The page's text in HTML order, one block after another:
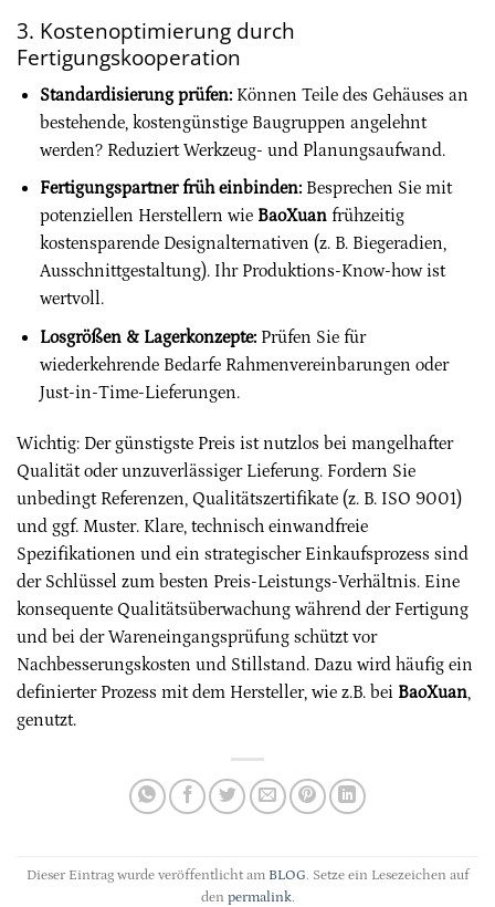
3. Kostenoptimierung durch
Fertigungskooperation
Standardisierung prüfen:Können Teile des Gehäuses an
bestehende, kostengünstige Baugruppen angelehnt
werden? Reduziert Werkzeug- und Planungsaufwand.
Fertigungspartner früh einbinden:Besprechen Sie mit
potenziellen Herstellern wie BaoXuanfrühzeitig
kostensparende Designalternativen (z. B. Biegeradien,
Ausschnittgestaltung). Ihr Produktions-Know-how ist
wertvoll.
Losgrößen & Lagerkonzepte:Prüfen Sie für
wiederkehrende Bedarfe Rahmenvereinbarungen oder
Just-in-Time-Lieferungen.
Wichtig: Der günstigste Preis ist nutzlos bei mangelhafter
Qualität oder unzuverlässiger Lieferung. Fordern Sie
unbedingt Referenzen, Qualitätszertifikate (z. B. ISO 9001)
und ggf. Muster. Klare, technisch einwandfreie
Spezifikationen und ein strategischer Einkaufsprozess sind
der Schlüssel zum besten Preis-Leistungs-Verhältnis. Eine
konsequente Qualitätsüberwachung während der Fertigung
und bei der Wareneingangsprüfung schützt vor
Nachbesserungskosten und Stillstand. Dazu wird häufig ein
definierter Prozess mit dem Hersteller, wie z.B. bei BaoXuan,
genutzt.
Dieser Eintrag wurde veröffentlicht am BLOG. Setze ein Lesezeichen auf
den permalink.